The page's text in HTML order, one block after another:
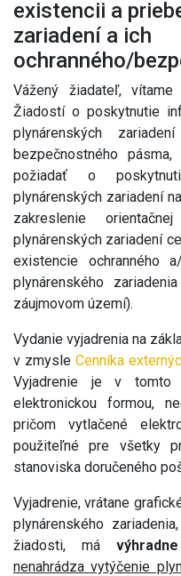
existencii a
zariadení a ich
ochranného/
Vážený žiadateľ,
Žiadostí o poskytnutie
plynárenských
bezpečnostného
požiadať o
plynárenských zariadení
zakreslenie
plynárenských zariadení
existencie ochranného
plynárenského
záujmovom území).
Vydanie vyjadrenia na
v zmysle Cenníka
Vyjadrenie je v tomto
elektronickou formou,
pričom vytlačené
použiteľné pre všetky
stanoviska doručeného
Vyjadrenie, vrátane
plynárenského
žiadosti, má
nenahrádza vytýčenie